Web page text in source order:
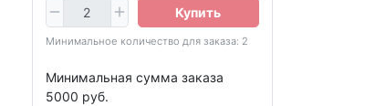
Купить
Минимальное количество для заказа: 2
Минимальная сумма заказа
5000 руб.